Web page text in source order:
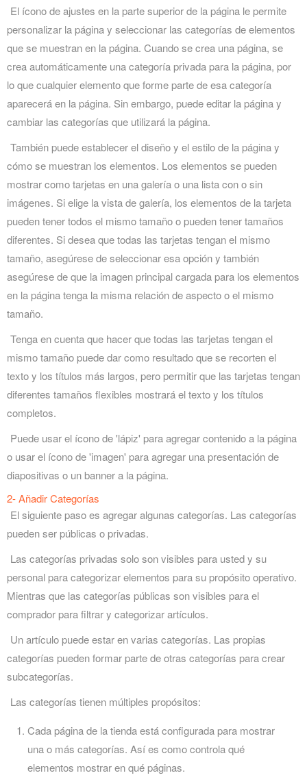
El ícono de ajustes en la parte superior de la página le permite
personalizar la página y seleccionar las categorías de elementos
que se muestran en la página. Cuando se crea una página, se
crea automáticamente una categoría privada para la página, por
lo que cualquier elemento que forme parte de esa categoría
aparecerá en la página. Sin embargo, puede editar la página y
cambiar las categorías que utilizará la página.
También puede establecer el diseño y el estilo de la página y
cómo se muestran los elementos. Los elementos se pueden
mostrar como tarjetas en una galería o una lista con o sin
imágenes. Si elige la vista de galería, los elementos de la tarjeta
pueden tener todos el mismo tamaño o pueden tener tamaños
diferentes. Si desea que todas las tarjetas tengan el mismo
tamaño, asegúrese de seleccionar esa opción y también
asegúrese de que la imagen principal cargada para los elementos
en la página tenga la misma relación de aspecto o el mismo
tamaño.
Tenga en cuenta que hacer que todas las tarjetas tengan el
mismo tamaño puede dar como resultado que se recorten el
texto y los títulos más largos, pero permitir que las tarjetas tengan
diferentes tamaños flexibles mostrará el texto y los títulos
completos.
Puede usar el ícono de 'lápiz' para agregar contenido a la página
o usar el ícono de 'imagen' para agregar una presentación de
diapositivas o un banner a la página.
2- Añadir Categorías
El siguiente paso es agregar algunas categorías. Las categorías
pueden ser públicas o privadas.
Las categorías privadas solo son visibles para usted y su
personal para categorizar elementos para su propósito operativo.
Mientras que las categorías públicas son visibles para el
comprador para filtrar y categorizar artículos.
Un artículo puede estar en varias categorías. Las propias
categorías pueden formar parte de otras categorías para crear
subcategorías.
Las categorías tienen múltiples propósitos:
Cada página de la tienda está configurada para mostrar
una o más categorías. Así es como controla qué
elementos mostrar en qué páginas.